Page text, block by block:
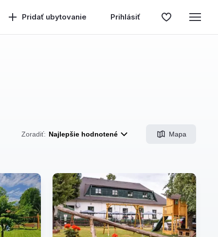
Pridať ubytovanie Prihlásiť
Zoradiť: Najlepšie hodnotené Mapa